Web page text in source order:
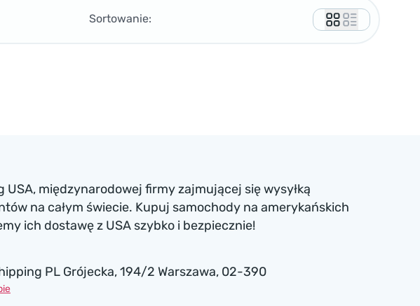
Sortowanie:
międzynarodowej firmy zajmującej się wysyłką
na całym świecie. Kupuj samochody na amerykańskich
ich dostawę z USA szybko i bezpiecznie!
PL Grójecka , 194/2 Warszawa, 02-390